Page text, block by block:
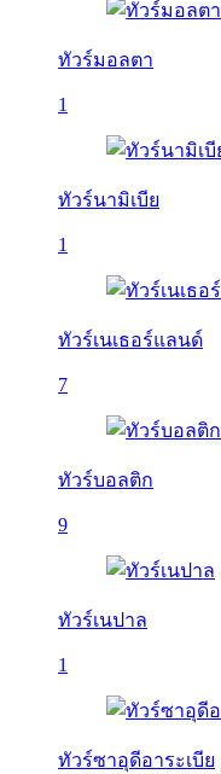
ทัวร์มอลตา
1
ทัวร์นามิเบีย
1
ทัวร์เนเธอร์แลนด์
7
ทัวร์บอลติก
9
ทัวร์เนปาล
1
ทัวร์ซาอุดีอาระเบีย